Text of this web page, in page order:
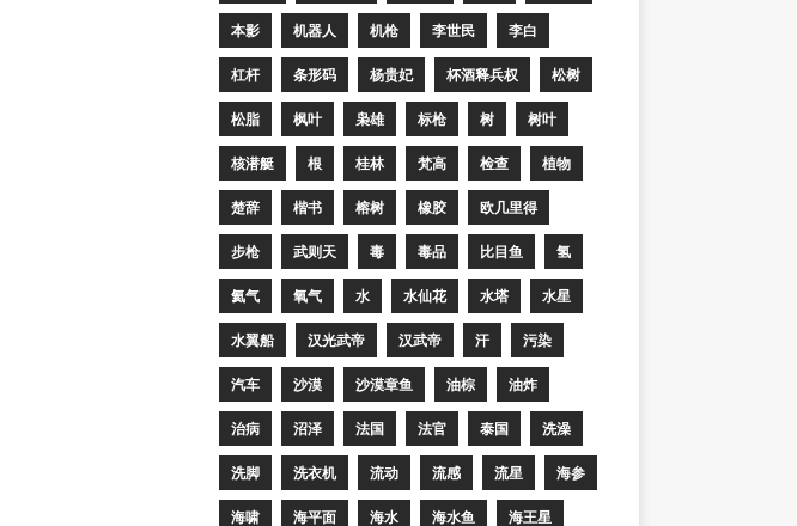
本影 机器人 机枪 李世民 李白
杠杆 条形码 杨贵妃 杯酒释兵权 松树
松脂 枫叶 枭雄 标枪 树 树叶
核潜艇 根 桂林 梵高 检查 植物
楚辞 楷书 榕树 橡胶 欧几里得
步枪 武则天 毒 毒品 比目鱼 氢
氦气 氧气 水 水仙花 水塔 水星
水翼船 汉光武帝 汉武帝 汗 污染
汽车 沙漠 沙漠章鱼 油棕 油炸
治病 沼泽 法国 法官 泰国 洗澡
洗脚 洗衣机 流动 流感 流星 海参
海啸 海平面 海水 海水鱼 海王星